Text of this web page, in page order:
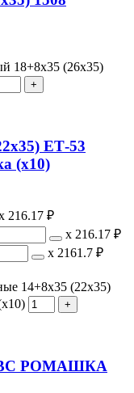
18+8x35 (26х35)
ЕТ-53
(х10)
216.17 ₽
х 216.17 ₽
х 2161.7 ₽
14+8x35 (22х35)
ВС РОМАШКА